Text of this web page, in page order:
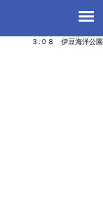
３.０８ 伊豆海洋公園